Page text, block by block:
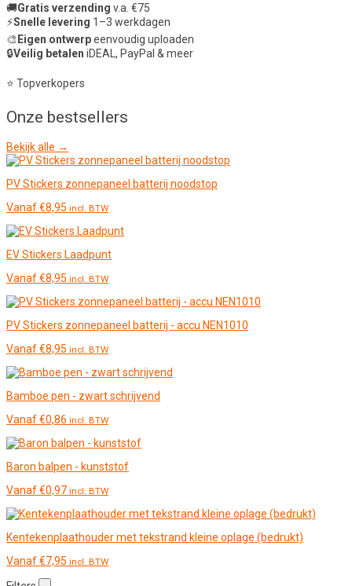
🚚Gratis verzending v.a. €75
⚡Snelle levering 1–3 werkdagen
🎨 Eigen ontwerpeenvoudig uploaden
🔒Veilig betalen iDEAL, PayPal & meer
⭐ Topverkopers
Onze bestsellers
Bekijk alle →
PV Stickers zonnepaneel batterij noodstop
Vanaf€8,95 incl. BTW
EV Stickers Laadpunt
Vanaf€8,95 incl. BTW
PV Stickers zonnepaneel batterij - accu NEN1010
Vanaf€8,95 incl. BTW
Bamboe pen - zwart schrijvend
Vanaf€0,86 incl. BTW
Baron balpen - kunststof
Vanaf€0,97 incl. BTW
Kentekenplaathouder met tekstrand kleine oplage (bedrukt)
Vanaf€7,95 incl. BTW